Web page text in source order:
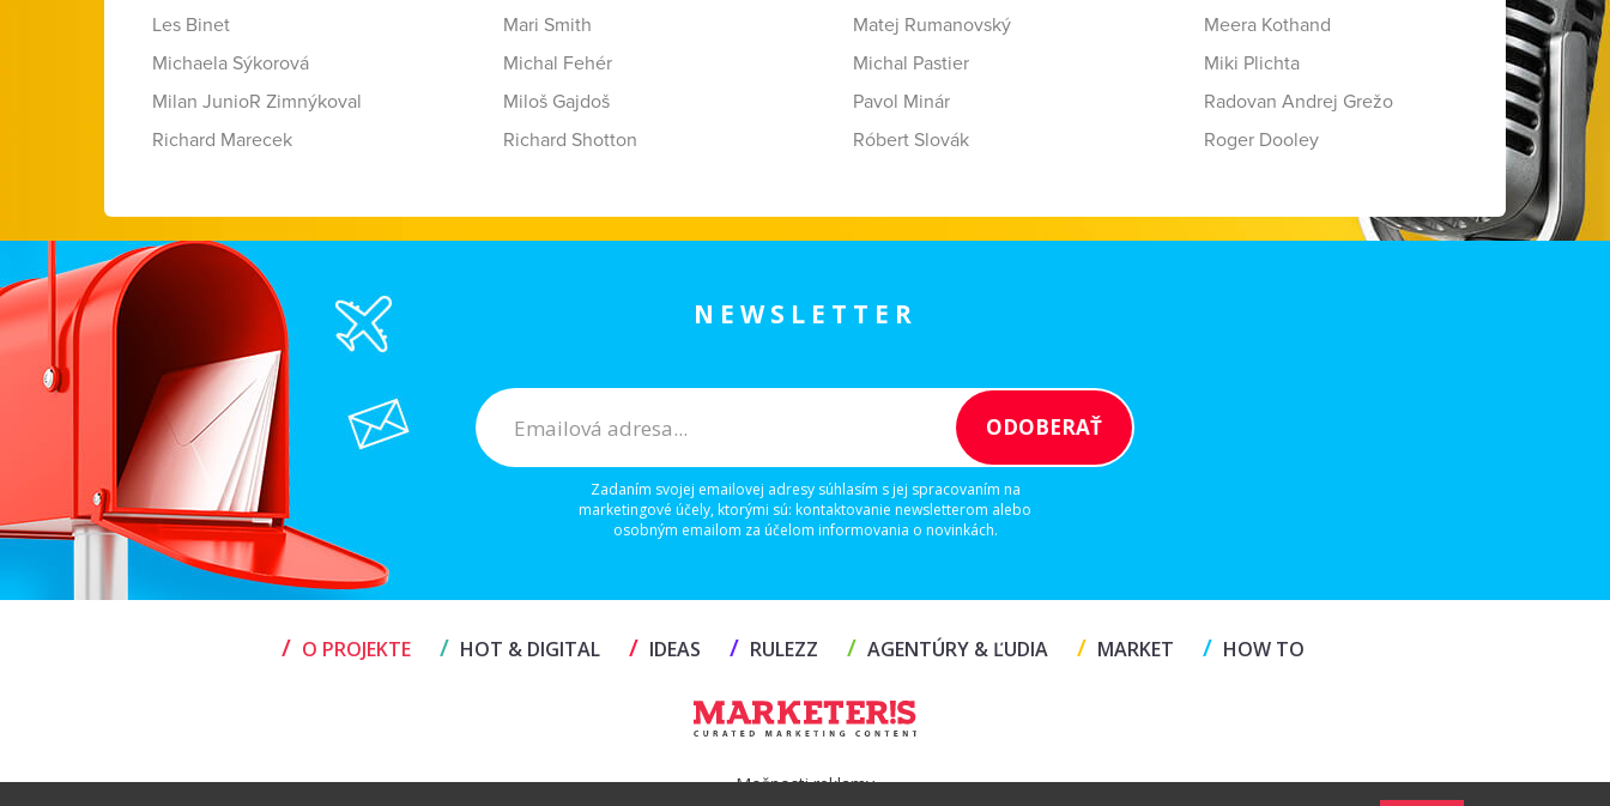
Les Binet
Mari Smith Matej Rumanovský
Meera Kothand
Michaela Sýkorová
Michal Fehér Michal Pastier
Miki Plichta
Milan JunioR Zimnýkoval
Miloš Gajdoš Pavol Minár
Radovan Andrej Grežo
Richard Marecek
Richard Shotton Róbert Slovák Roger Dooley
NEWSLETTER
Zadaním svojej emailovej adresy súhlasím s jej spracovaním na
marketingové účely, ktorými sú: kontaktovanie newsletterom alebo
osobným emailom za účelom informovania o novinkách.
/ O PROJEKTE / HOT & DIGITAL / IDEAS / RULEZZ / AGENTÚRY & ĽUDIA / MARKET / HOW TO
Možnosti reklamy